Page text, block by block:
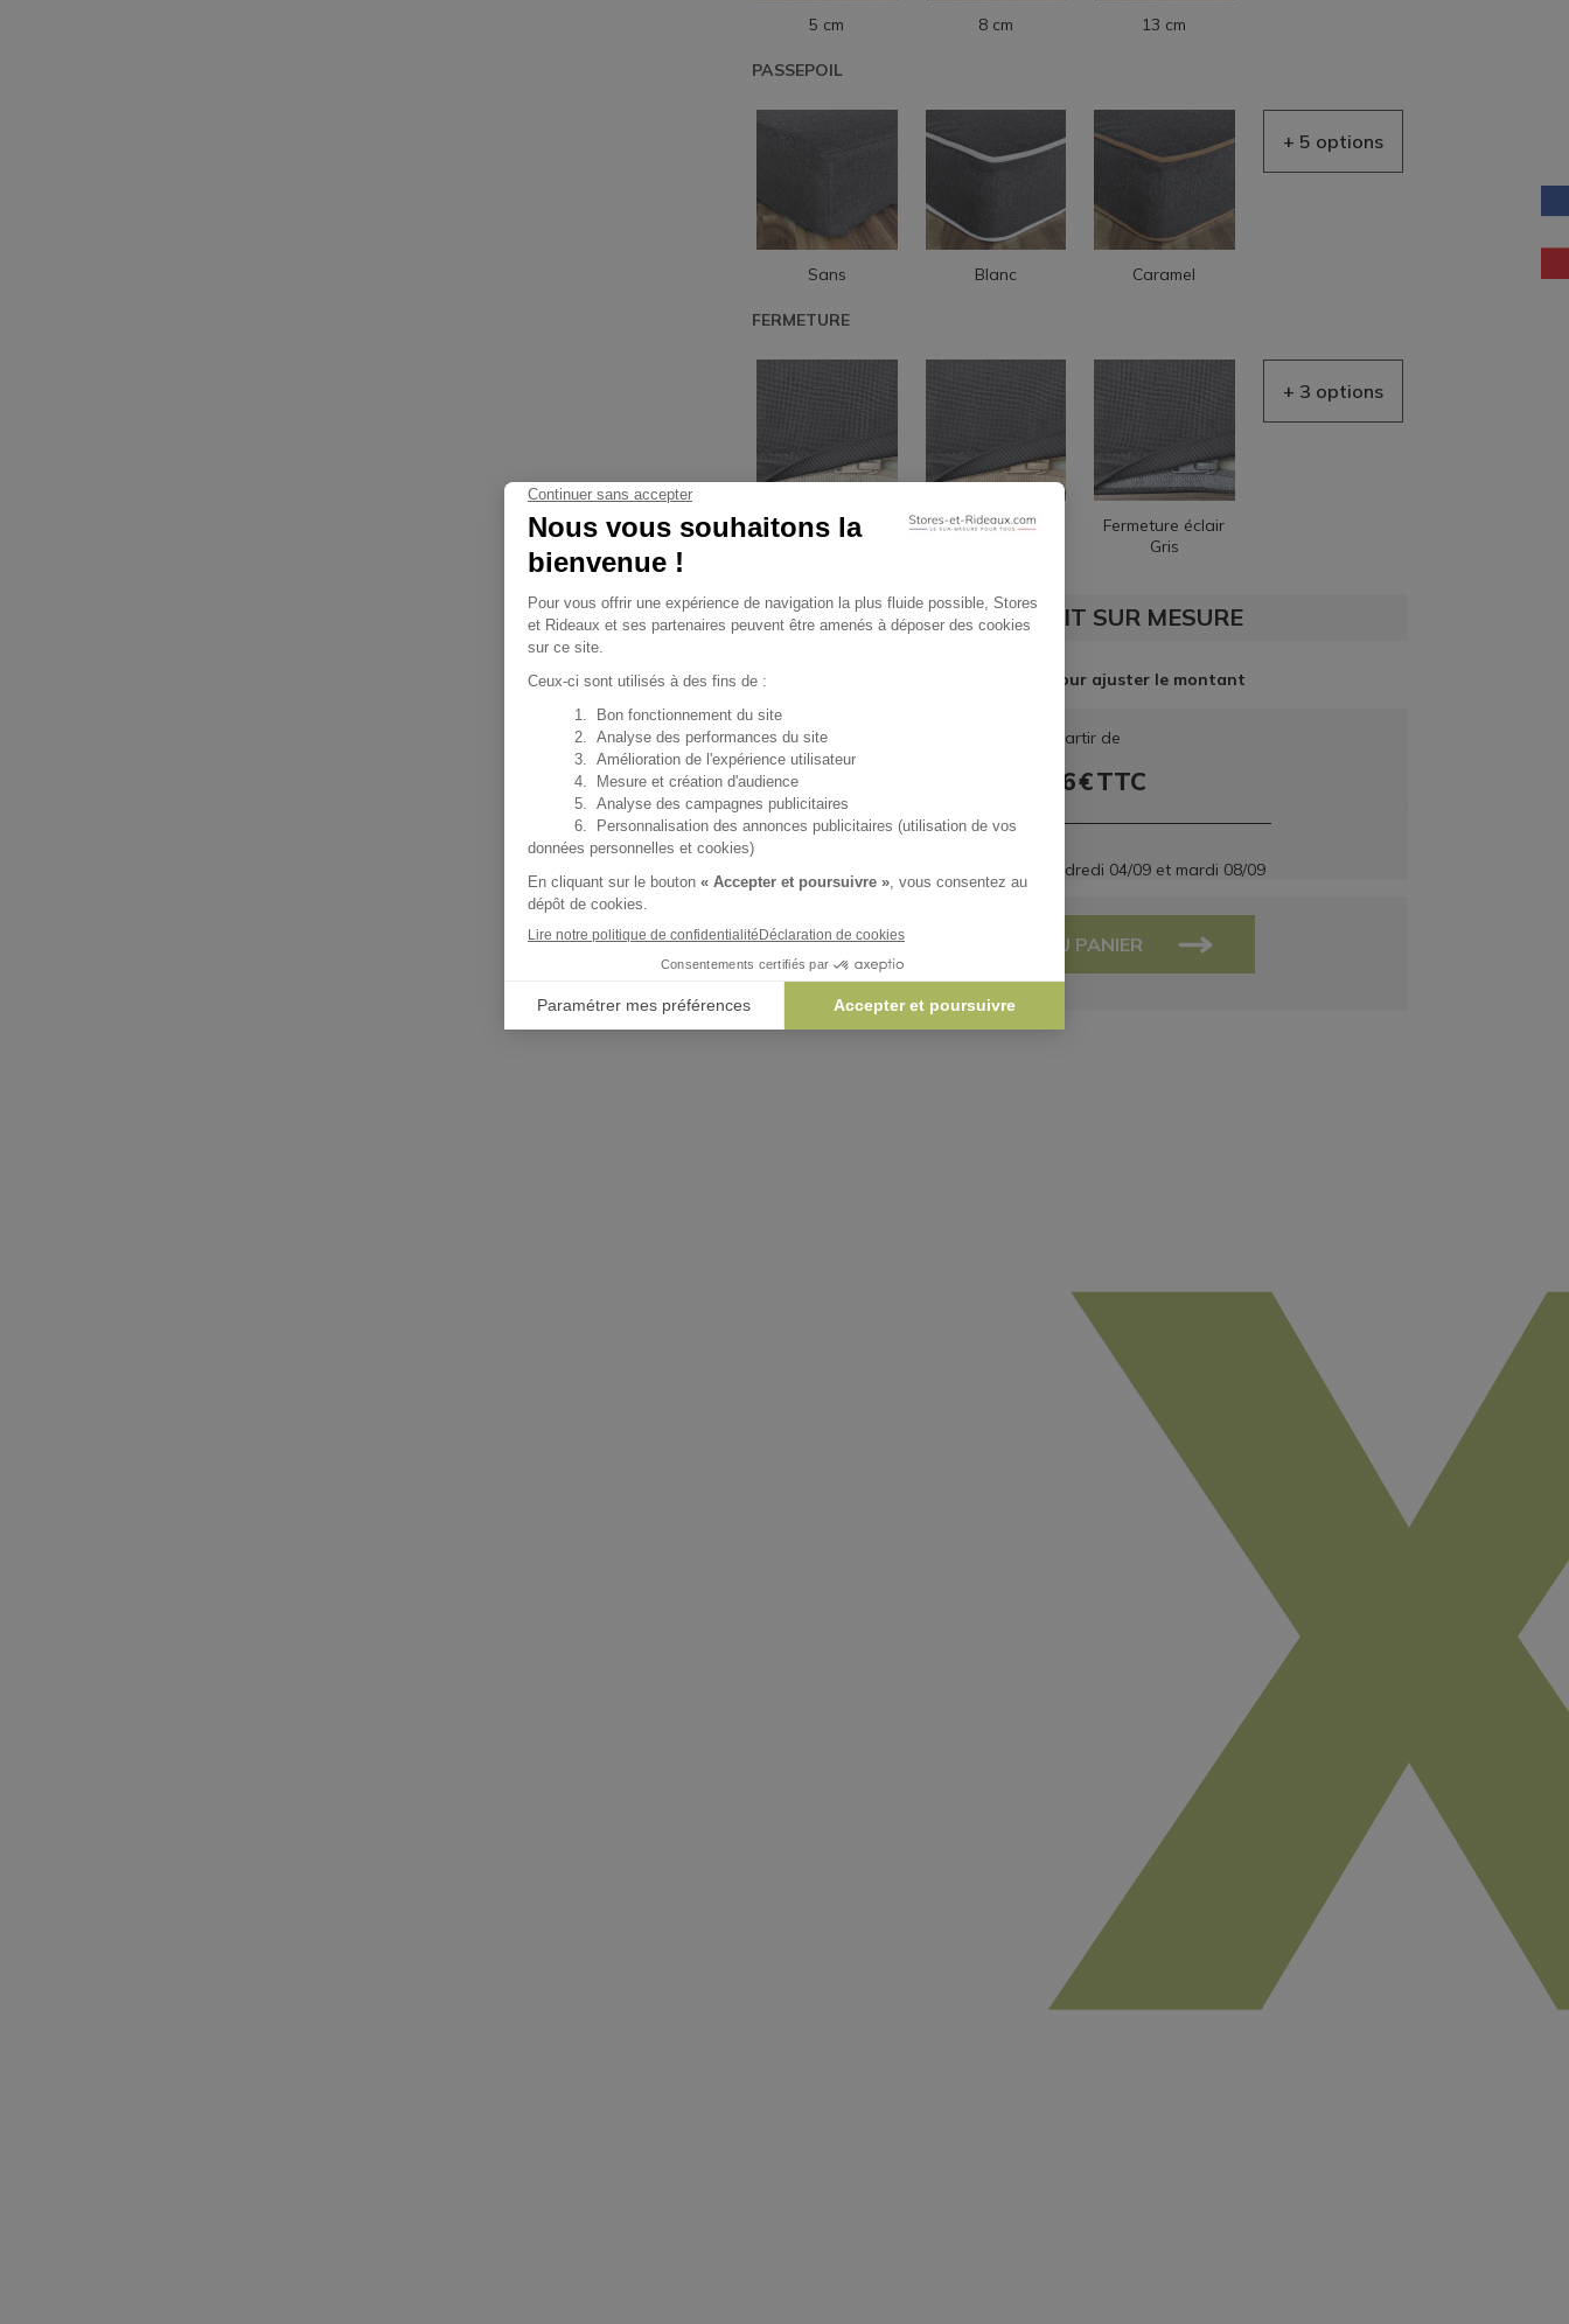
5 cm 8 cm 13 cm
PASSEPOIL
Sans Blanc Caramel
FERMETURE
Fermeture éclair
Fermeture éclair
Fermeture éclair
Gris
4VALIDEZ VOTRE PRODUIT SUR MESURE
Veuillez renseigner vos dimensions pour ajuster le montant
à partir de
37,76€TTC
vendredi 04/09 et mardi 08/09
AJOUTER AU PANIER